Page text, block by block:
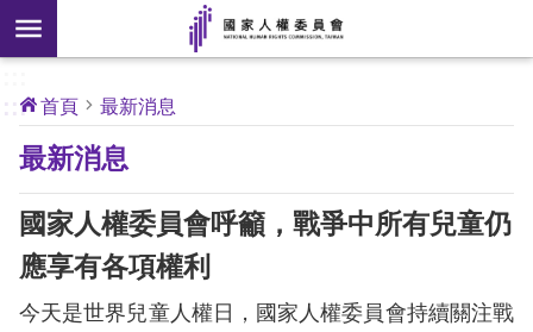
前往主要內容區塊
搜
尋
開
新
]
核
心
人
權
公
約
關
於
:::
首頁 最新消息
最新消息
國家人權委員會呼籲，戰爭中所有兒童仍
應享有各項權利
今天是世界兒童人權日，國家人權委員會持續關注戰